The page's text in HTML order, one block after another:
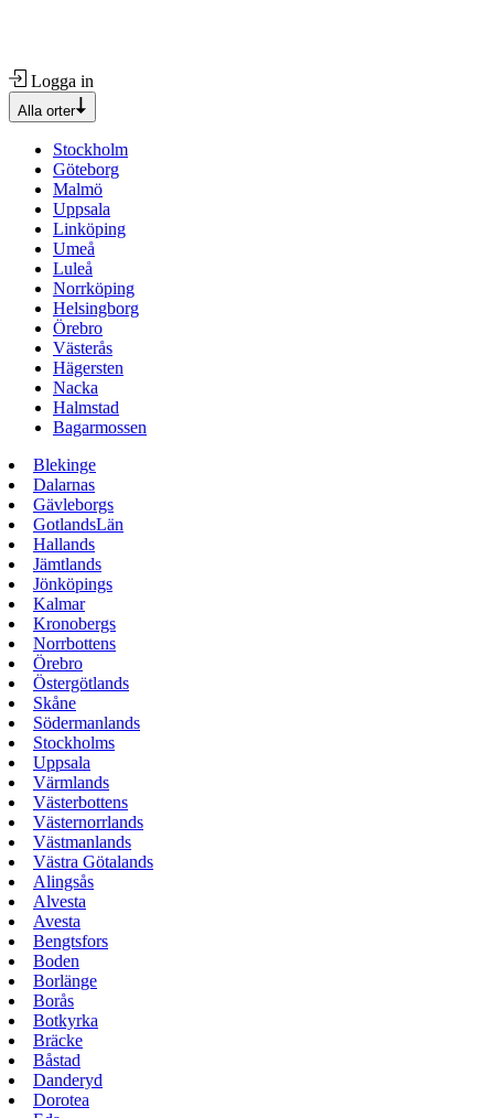
Logga in
Alla orter
Stockholm
Göteborg
Malmö
Uppsala
Linköping
Umeå
Luleå
Norrköping
Helsingborg
Örebro
Västerås
Hägersten
Nacka
Halmstad
Bagarmossen
Blekinge
Dalarnas
Gävleborgs
GotlandsLän
Hallands
Jämtlands
Jönköpings
Kalmar
Kronobergs
Norrbottens
Örebro
Östergötlands
Skåne
Södermanlands
Stockholms
Uppsala
Värmlands
Västerbottens
Västernorrlands
Västmanlands
Västra Götalands
Alingsås
Alvesta
Avesta
Bengtsfors
Boden
Borlänge
Borås
Botkyrka
Bräcke
Båstad
Danderyd
Dorotea